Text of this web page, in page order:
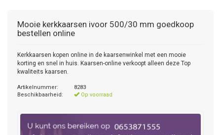
Mooie kerkkaarsen ivoor 500/30 mm goedkoop
bestellen online
Kerkkaarsen kopen online in de kaarsenwinkel met een mooie
korting en snel in huis. Kaarsen-online verkoopt alleen deze Top
kwaliteits kaarsen.
Artikelnummer:
8283
Beschikbaarheid:
Op voorraad